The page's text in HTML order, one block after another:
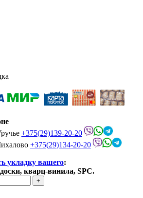
+375(29)139-20-20
+375(29)134-20-20
укладку вашего:
кварц-винила, SPC.